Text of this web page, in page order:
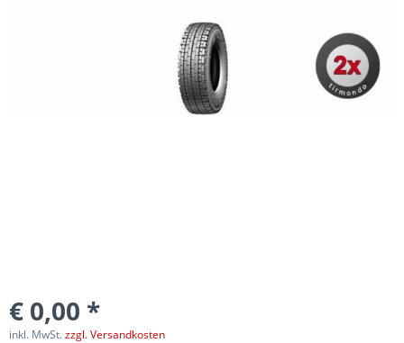
€ 0,00 *
inkl. MwSt.zzgl. Versandkosten